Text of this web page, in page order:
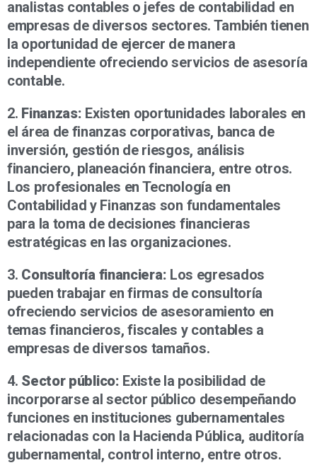
analistas contables o jefes de contabilidad en
empresas de diversos sectores. También tienen
la oportunidad de ejercer de manera
independiente ofreciendo servicios de asesoría
contable.
2. Finanzas: Existen oportunidades laborales en
el área de finanzas corporativas, banca de
inversión, gestión de riesgos, análisis
financiero, planeación financiera, entre otros.
Los profesionales en Tecnología en
Contabilidad y Finanzas son fundamentales
para la toma de decisiones financieras
estratégicas en las organizaciones.
3. Consultoría financiera: Los egresados
pueden trabajar en firmas de consultoría
ofreciendo servicios de asesoramiento en
temas financieros, fiscales y contables a
empresas de diversos tamaños.
4. Sector público: Existe la posibilidad de
incorporarse al sector público desempeñando
funciones en instituciones gubernamentales
relacionadas con la Hacienda Pública, auditoría
gubernamental, control interno, entre otros.